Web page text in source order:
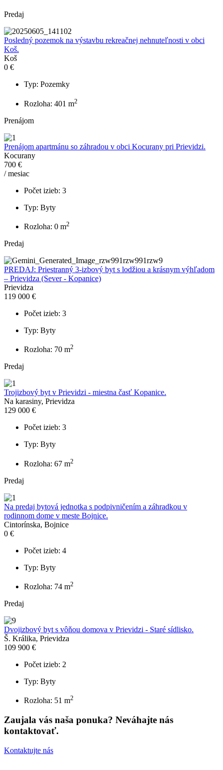
Predaj
Posledný pozemok na výstavbu rekreačnej nehnuteľnosti v obci
Koš.
Koš
0 €
Typ: Pozemky
Rozloha: 401 m2
Prenájom
Prenájom apartmánu so záhradou v obci Kocurany pri Prievidzi.
Kocurany
700 €
/ mesiac
Počet izieb: 3
Typ: Byty
Rozloha: 0 m2
Predaj
PREDAJ: Priestranný 3-izbový byt s lodžiou a krásnym výhľadom
– Prievidza (Sever - Kopanice)
Prievidza
119 000 €
Počet izieb: 3
Typ: Byty
Rozloha: 70 m2
Predaj
Trojizbový byt v Prievidzi - miestna časť Kopanice.
Na karasiny, Prievidza
129 000 €
Počet izieb: 3
Typ: Byty
Rozloha: 67 m2
Predaj
Na predaj bytová jednotka s podpivničením a záhradkou v
rodinnom dome v meste Bojnice.
Cintorínska, Bojnice
0 €
Počet izieb: 4
Typ: Byty
Rozloha: 74 m2
Predaj
Dvojizbový byt s vôňou domova v Prievidzi - Staré sídlisko.
Š. Králika, Prievidza
109 900 €
Počet izieb: 2
Typ: Byty
Rozloha: 51 m2
Zaujala vás naša ponuka? Neváhajte nás
kontaktovať.
Kontaktujte nás